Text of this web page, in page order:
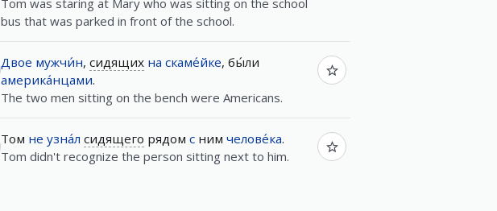
Tom was staring at Mary who was sitting on the school
bus that was parked in front of the school.
Двое мужчи́н, сидящих на скаме́йке, бы́ли
америка́нцами.
The two men sitting on the bench were Americans.
Том не узна́л сидящего рядом с ним челове́ка.
Tom didn't recognize the person sitting next to him.